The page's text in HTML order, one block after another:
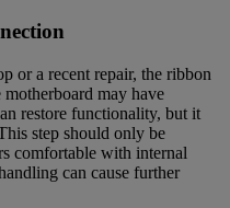
or a recent repair, the ribbon
may have
restore functionality, but it
step should only be
comfortable with internal
can cause further